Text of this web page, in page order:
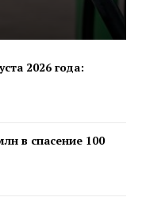
2026 года:
в спасение 100